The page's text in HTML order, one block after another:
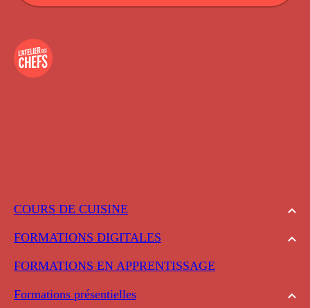
COURS DE CUISINE
FORMATIONS DIGITALES
FORMATIONS EN APPRENTISSAGE
Formations présentielles